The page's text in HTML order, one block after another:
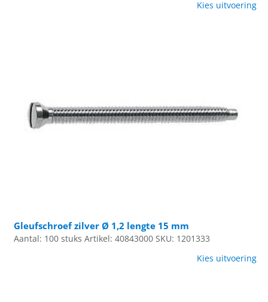
Kies uitvoering
Gleufschroef zilver Ø 1,2 lengte 15 mm
Aantal: 100 stuks Artikel: 40843000 SKU: 1201333
Kies uitvoering